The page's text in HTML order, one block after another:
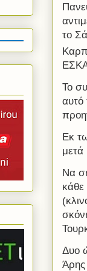
το
Το
αυτό
Εκ
Να
κάθε
Δυο
Άρης